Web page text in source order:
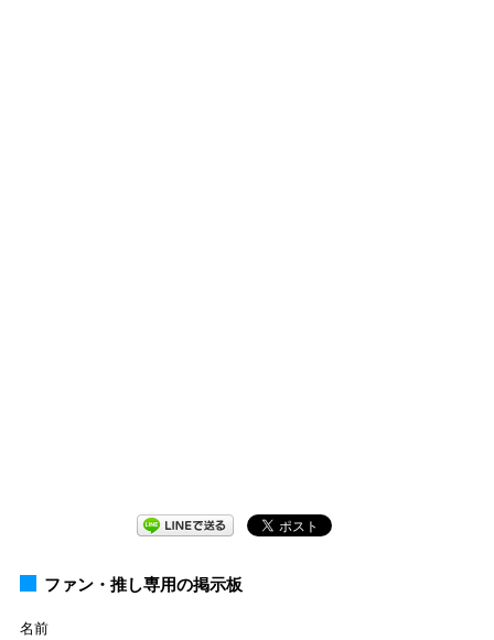
ファン・推し専用の掲示板
名前